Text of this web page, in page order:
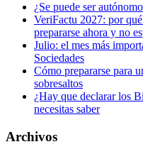
¿Se puede ser
VeriFactu 2027: por
prepararse ahora y no
Julio: el mes más
Sociedades
Cómo prepararse para
sobresaltos
¿Hay que declarar los
necesitas saber
Archivos